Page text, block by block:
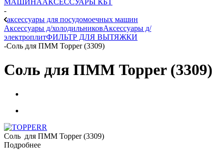
МАШИНААКСЕССУАРЫ КБТ
-
аксессуары для посудомоечных машин
Аксессуары д/холодильниковАксессуары д/
электроплитФИЛЬТР ДЛЯ ВЫТЯЖКИ
-Соль для ПММ Topper (3309)
Соль для ПММ Topper (3309)
Соль для ПММ Topper (3309)
Подробнее